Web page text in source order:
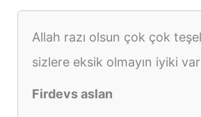
Allah razı olsun çok çok
sizlere eksik olmayın iyiki
Firdevs aslan